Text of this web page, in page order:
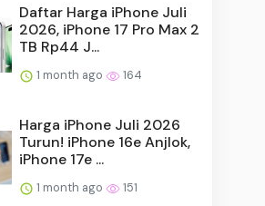
Daftar Harga iPhone Juli
2026, iPhone 17 Pro Max 2
TB Rp44 J...
1 month ago 164
Harga iPhone Juli 2026
Turun! iPhone 16e Anjlok,
iPhone 17e ...
1 month ago 151